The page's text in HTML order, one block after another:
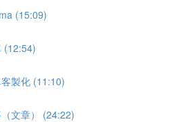
(15:09)
(12:54)
製化 (11:10)
文章） (24:22)